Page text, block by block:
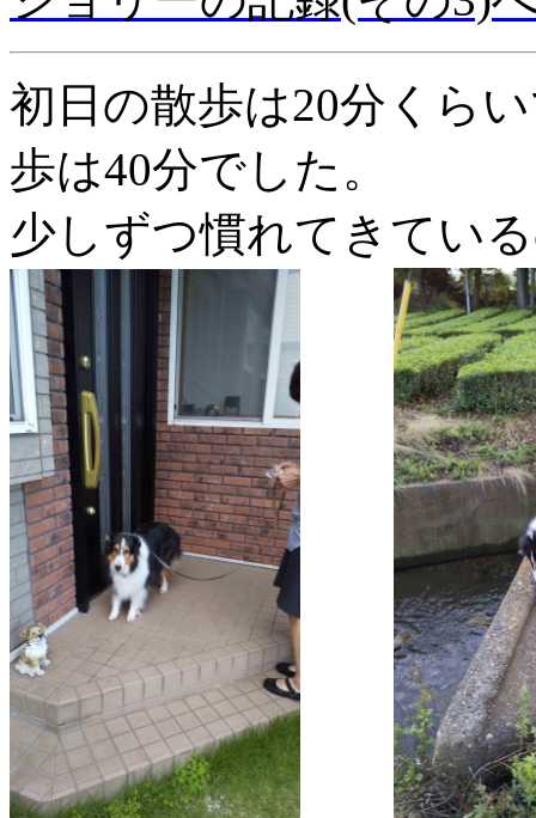
初日の散歩は20分くら
歩は40分でした。
少しずつ慣れてきてい